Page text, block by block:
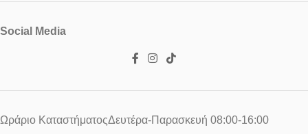
Social Media
Ωράριο ΚαταστήματοςΔευτέρα-Παρασκευή 08:00-16:00